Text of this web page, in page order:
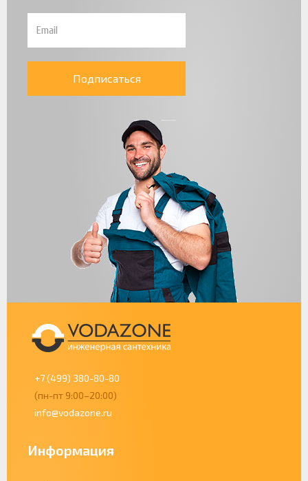
Подписаться
+7 (499) 380-80-80
(пн-пт 9:00–20:00)
info@vodazone.ru
Информация